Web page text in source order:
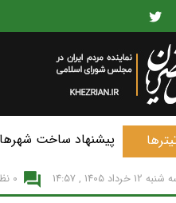
پیشنهاد ساخت
12 خرداد 1405 , 14:57 0 نظر